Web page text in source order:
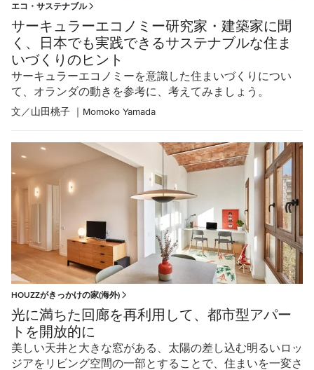
エコ・サステナブル
サーキュラーエコノミー研究家・建築家に聞
く、日本でも実践できるサステナブルな住ま
いづくりのヒント
サーキュラーエコノミーを意識した住まいづくりについ
て、オランダの動きを参考に、考えてみましょう。
文／山田桃子 ｜Momoko Yamada
HOUZZがきっかけの家(海外)
光に満ちた回廊を再利用して、都市型アパー
トを開放的に
美しい天井と大きな窓がある、太陽の差し込む明るいロッ
ジアをリビング空間の一部とすることで、住まいを一変さ